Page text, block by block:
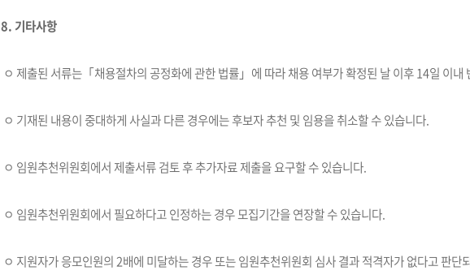
8. 기타사항
ㅇ 제출된 서류는「채용절차의 공정화에 관한 법률」에 따라 채용 여부가 확정된 날 이후 14일 이내
ㅇ 기재된 내용이 중대하게 사실과 다른 경우에는 후보자 추천 및 임용을 취소할 수 있습니다.
ㅇ 임원추천위원회에서 제출서류 검토 후 추가자료 제출을 요구할 수 있습니다.
ㅇ 임원추천위원회에서 필요하다고 인정하는 경우 모집기간을 연장할 수 있습니다.
ㅇ 지원자가 응모인원의 2배에 미달하는 경우 또는 임원추천위원회 심사 결과 적격자가 없다고 판